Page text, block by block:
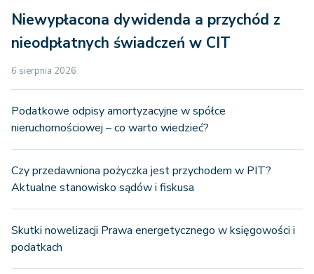
Niewypłacona dywidenda a przychód z
nieodpłatnych świadczeń w CIT
6 sierpnia 2026
Podatkowe odpisy amortyzacyjne w spółce
nieruchomościowej – co warto wiedzieć?
Czy przedawniona pożyczka jest przychodem w PIT?
Aktualne stanowisko sądów i fiskusa
Skutki nowelizacji Prawa energetycznego w księgowości i
podatkach